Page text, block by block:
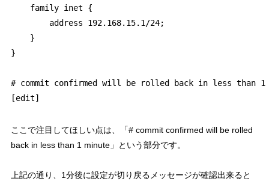
    family inet {
        address 192.168.15.1/24;
    }
}
# commit confirmed will be rolled back in less than 1
ここで注目してほしい点は、「# commit confirmed will be rolled
back in less than 1 minute」という部分です。
上記の通り、1分後に設定が切り戻るメッセージが確認出来ると